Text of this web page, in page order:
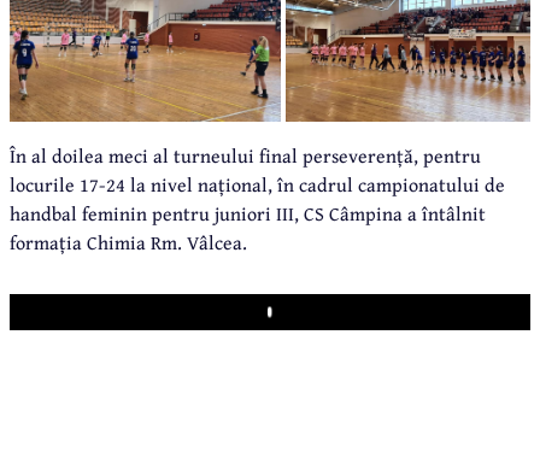
În al doilea meci al turneului final perseverență, pentru
locurile 17-24 la nivel național, în cadrul campionatului de
handbal feminin pentru juniori III, CS Câmpina a întâlnit
formația Chimia Rm. Vâlcea.
Play